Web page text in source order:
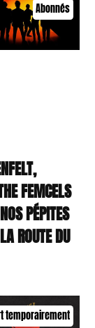
Abonnés
FEMCELS
PÉPITES
ROUTE DU
temporairement